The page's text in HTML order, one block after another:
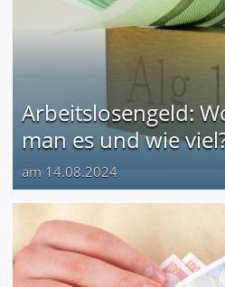
Arbeitslosengeld:
man es und wie
am 14.08.2024